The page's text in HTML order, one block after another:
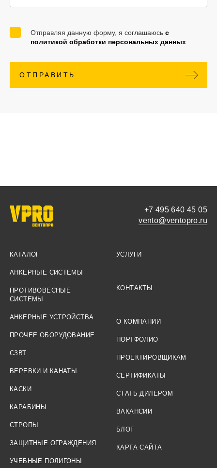
Отправляя данную форму, я соглашаюсь с
политикой обработки персональных данных
ОТПРАВИТЬ
КАТАЛОГ
АНКЕРНЫЕ СИСТЕМЫ
ПРОТИВОВЕСНЫЕ
СИСТЕМЫ
АНКЕРНЫЕ УСТРОЙСТВА
ПРОЧЕЕ ОБОРУДОВАНИЕ
СЗВТ
ВЕРЕВКИ И КАНАТЫ
КАСКИ
КАРАБИНЫ
СТРОПЫ
ЗАЩИТНЫЕ ОГРАЖДЕНИЯ
УЧЕБНЫЕ ПОЛИГОНЫ
УСЛУГИ
О КОМПАНИИ
ПОРТФОЛИО
ПРОЕКТИРОВЩИКАМ
СЕРТИФИКАТЫ
СТАТЬ ДИЛЕРОМ
ВАКАНСИИ
БЛОГ
КАРТА САЙТА
КОНТАКТЫ
+7 495 640 45 05
vento@ventopro.ru